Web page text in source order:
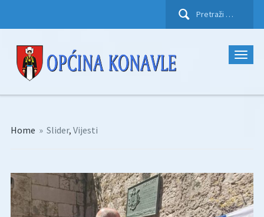
Pretraži:
Home » Slider, Vijesti